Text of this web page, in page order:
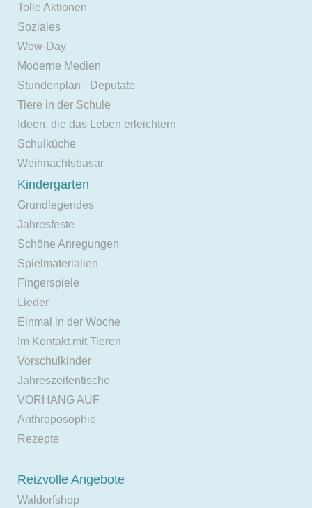
Tolle Aktionen
Soziales
Wow-Day
Moderne Medien
Stundenplan - Deputate
Tiere in der Schule
Ideen, die das Leben erleichtern
Schulküche
Weihnachtsbasar
Kindergarten
Grundlegendes
Jahresfeste
Schöne Anregungen
Spielmaterialien
Fingerspiele
Lieder
Einmal in der Woche
Im Kontakt mit Tieren
Vorschulkinder
Jahreszeitentische
VORHANG AUF
Anthroposophie
Rezepte
Reizvolle Angebote
Waldorfshop